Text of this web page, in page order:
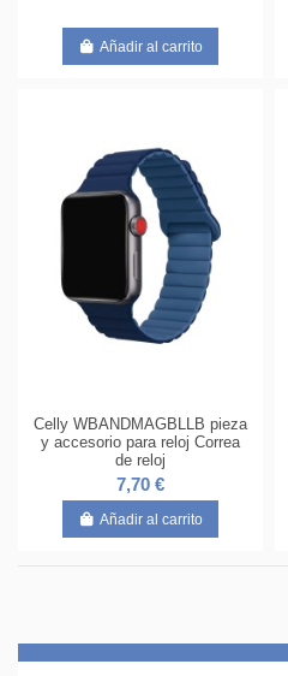
Añadir al carrito
Celly WBANDMAGBLLB pieza
y accesorio para reloj Correa
de reloj
7,70 €
Añadir al carrito